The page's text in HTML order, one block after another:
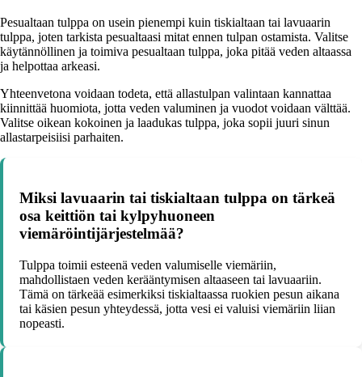
Pesualtaan tulppa on usein pienempi kuin tiskialtaan tai lavuaarin
tulppa, joten tarkista pesualtaasi mitat ennen tulpan ostamista. Valitse
käytännöllinen ja toimiva pesualtaan tulppa, joka pitää veden altaassa
ja helpottaa arkeasi.
Yhteenvetona voidaan todeta, että allastulpan valintaan kannattaa
kiinnittää huomiota, jotta veden valuminen ja vuodot voidaan välttää.
Valitse oikean kokoinen ja laadukas tulppa, joka sopii juuri sinun
allastarpeisiisi parhaiten.
Miksi lavuaarin tai tiskialtaan tulppa on tärkeä
osa keittiön tai kylpyhuoneen
viemäröintijärjestelmää?
Tulppa toimii esteenä veden valumiselle viemäriin,
mahdollistaen veden kerääntymisen altaaseen tai lavuaariin.
Tämä on tärkeää esimerkiksi tiskialtaassa ruokien pesun aikana
tai käsien pesun yhteydessä, jotta vesi ei valuisi viemäriin liian
nopeasti.